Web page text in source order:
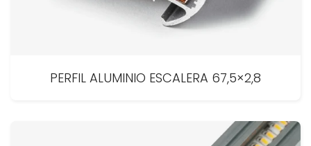
PERFIL ALUMINIO ESCALERA 67,5×2,8